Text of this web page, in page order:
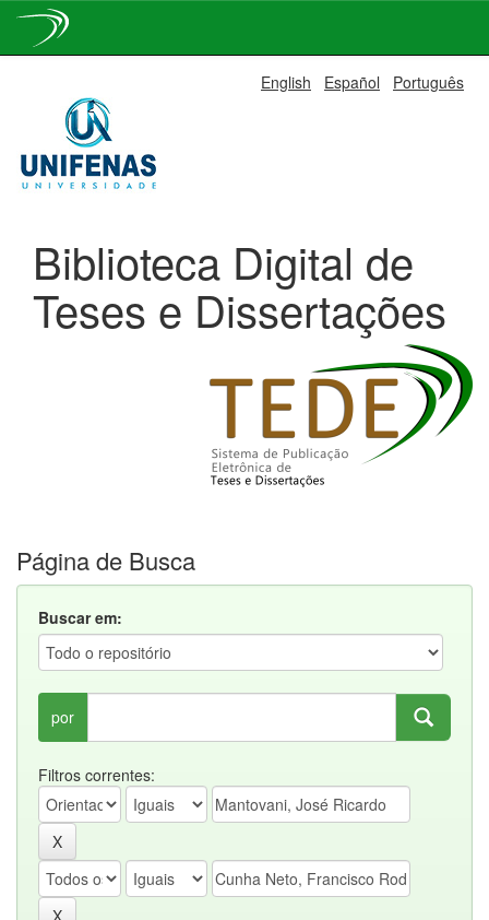
navigation
English Español Português
Biblioteca Digital de
Teses e Dissertações
Página de Busca
Buscar em:
por
Filtros correntes: